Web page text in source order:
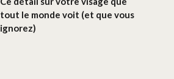
tout le monde voit (et que vous
ignorez)